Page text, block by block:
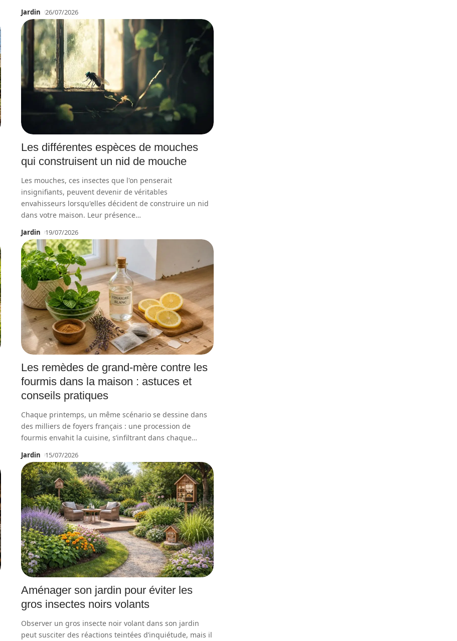
Jardin 26/07/2026
Les différentes espèces de mouches
qui construisent un nid de mouche
Les mouches, ces insectes que l'on penserait
insignifiants, peuvent devenir de véritables
envahisseurs lorsqu'elles décident de construire un nid
dans votre maison. Leur présence…
Jardin 19/07/2026
Les remèdes de grand-mère contre les
fourmis dans la maison : astuces et
conseils pratiques
Chaque printemps, un même scénario se dessine dans
des milliers de foyers français : une procession de
fourmis envahit la cuisine, s’infiltrant dans chaque…
Jardin 15/07/2026
Aménager son jardin pour éviter les
gros insectes noirs volants
Observer un gros insecte noir volant dans son jardin
peut susciter des réactions teintées d’inquiétude, mais il